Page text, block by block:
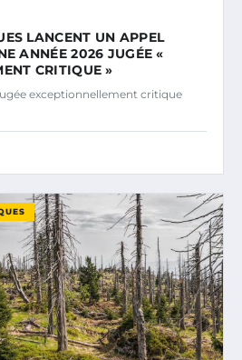
LANCENT UN APPEL
ANNÉE 2026 JUGÉE «
CRITIQUE »
exceptionnellement critique